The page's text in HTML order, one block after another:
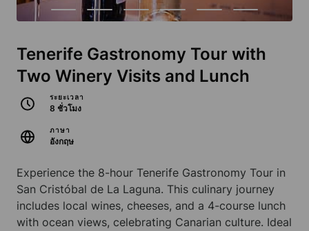
Tenerife Gastronomy Tour with
Two Winery Visits and Lunch
ระยะเวลา
8 ชั่วโมง
ภาษา
อังกฤษ
Experience the 8-hour Tenerife Gastronomy Tour in
San Cristóbal de La Laguna. This culinary journey
includes local wines, cheeses, and a 4-course lunch
with ocean views, celebrating Canarian culture. Ideal